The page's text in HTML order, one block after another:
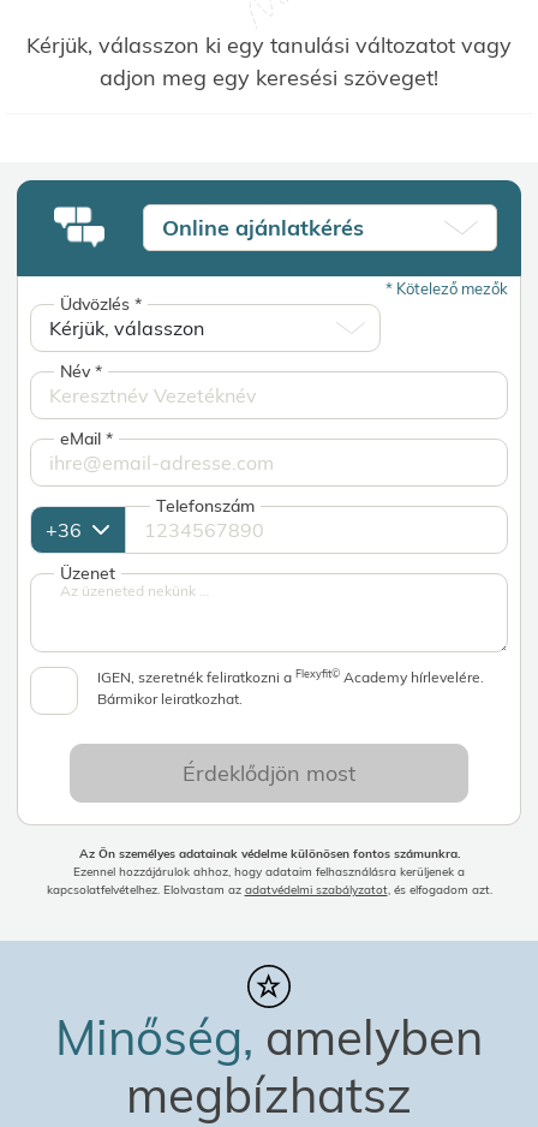
Kérjük, válasszon ki egy tanulási változatot vagy
adjon meg egy keresési szöveget!
Online ajánlatkérés
*Kötelező mezők
Üdvözlés*
Név*
eMail*
Telefonszám
Üzenet
IGEN, szeretnék feliratkozni aFlexyfit© Academy hírlevelére.
Bármikor leiratkozhat.
Érdeklődjön most
Az Ön személyes adatainak védelme különösen fontos számunkra.
Ezennel hozzájárulok ahhoz, hogy adataim felhasználásra kerüljenek a
kapcsolatfelvételhez. Elolvastam az adatvédelmi szabályzatot, és elfogadom azt.
Minőség, amelyben
megbízhatsz